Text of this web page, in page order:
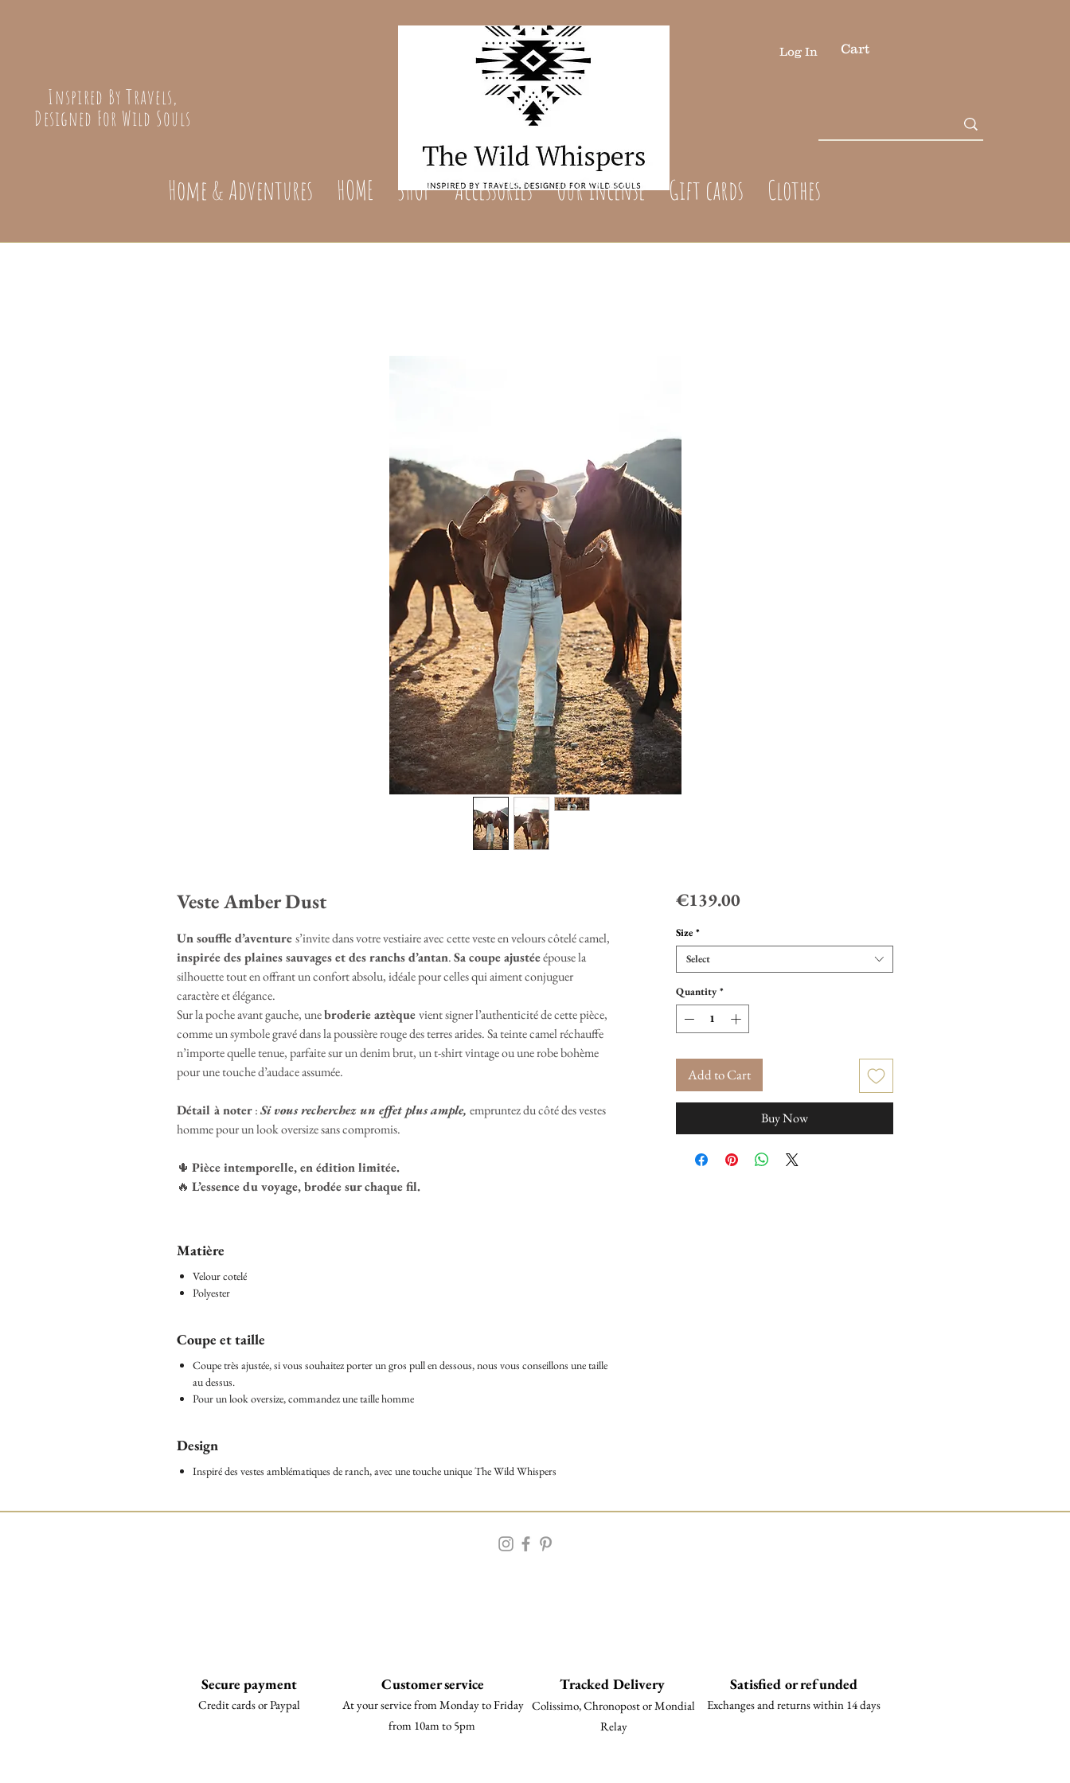
Inspired By Travels,
Designed For Wild Souls
Log In Cart
Home & Adventures HOME SHOP Accessories Our incense Gift cards Clothes
Veste Amber Dust
Un souffle d’aventures’invite dans votre vestiaire avec cette veste en velours côtelé camel,
inspirée des plaines sauvages et des ranchs d’antan.Sa coupe ajustéeépouse la
silhouette tout en offrant un confort absolu, idéale pour celles qui aiment conjuguer
caractère et élégance.
Sur la poche avant gauche, unebroderie aztèquevient signer l’authenticité de cette pièce,
comme un symbole gravé dans la poussière rouge des terres arides. Sa teinte camel réchauffe
n’importe quelle tenue, parfaite sur un denim brut, un t-shirt vintage ou une robe bohème
pour une touche d’audace assumée.
Détail à noter:Si vous recherchez un effet plus ample, empruntez du côté des vestes
homme pour un look oversize sans compromis.
🌵 Pièce intemporelle, en édition limitée.
🔥 L’essence du voyage, brodée sur chaque fil.
Matière
Velour cotelé
Polyester
Coupe et taille
Coupe très ajustée, si vous souhaitez porter un gros pull en dessous, nous vous conseillons une taille
au dessus.
Pour un look oversize, commandez une taille homme
Design
Inspiré des vestes amblématiques de ranch, avec une touche unique The Wild Whispers
€139.00Price
Size *
Select
Quantity *
Add to Cart
Buy Now
Secure payment
Credit cards or Paypal
Customer service
At your service from Monday to Friday
from 10am to 5pm
Tracked Delivery
Colissimo, Chronopost or Mondial
Relay
Satisfied or refunded
Exchanges and returns within 14 days